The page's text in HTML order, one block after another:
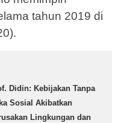
tahun 2019 di
Didin: Kebijakan Tanpa
Sosial Akibatkan
Lingkungan dan